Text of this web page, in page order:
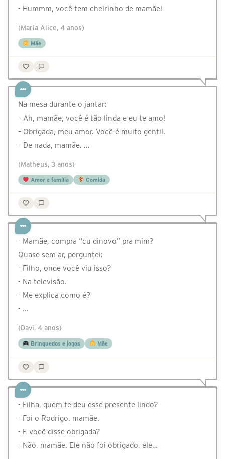
- Hummm, você tem cheirinho de mamãe!
(Maria Alice, 4 anos)
Mãe
Na mesa durante o jantar:
– Ah, mamãe, você é tão linda e eu te amo!
– Obrigada, meu amor. Você é muito gentil.
– De nada, mamãe. …
(Matheus, 3 anos)
Amor e família Comida
- Mamãe, compra “cu dinovo” pra mim?
Quase sem ar, perguntei:
- Filho, onde você viu isso?
- Na televisão.
- Me explica como é?
- …
(Davi, 4 anos)
Brinquedos e jogos Mãe
- Filha, quem te deu esse presente lindo?
- Foi o Rodrigo, mamãe.
- E você disse obrigada?
- Não, mamãe. Ele não foi obrigado, ele…